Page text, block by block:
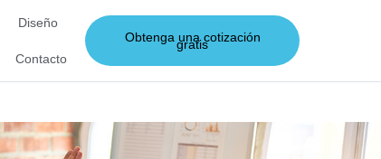
Diseño
Contacto
Obtenga una cotización
gratis